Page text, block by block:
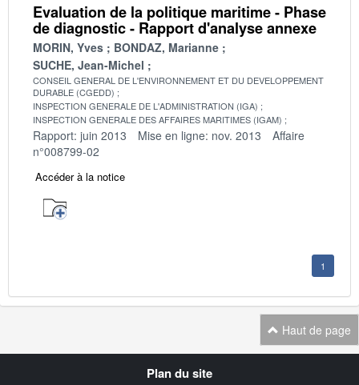
Evaluation de la politique maritime - Phase
de diagnostic - Rapport d'analyse annexe
MORIN, Yves
BONDAZ, Marianne
SUCHE, Jean-Michel
CONSEIL GENERAL DE L'ENVIRONNEMENT ET DU DEVELOPPEMENT
DURABLE (CGEDD)
INSPECTION GENERALE DE L'ADMINISTRATION (IGA)
INSPECTION GENERALE DES AFFAIRES MARITIMES (IGAM)
Rapport: juin 2013 Mise en ligne: nov. 2013
Affaire
n°008799-02
Accéder à la notice
1
Haut de page
Plan du site